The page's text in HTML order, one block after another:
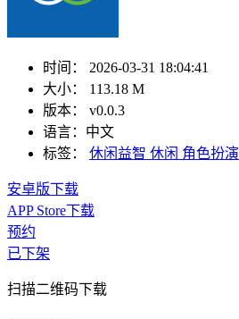
时间：
2026-03-31 18:04:41
大小：
113.18 M
版本：
v0.0.3
语言： 中文
标签：
休闲益智 休闲 角色扮演
安卓版下载
APP Store下载
预约
已下架
扫描二维码下载